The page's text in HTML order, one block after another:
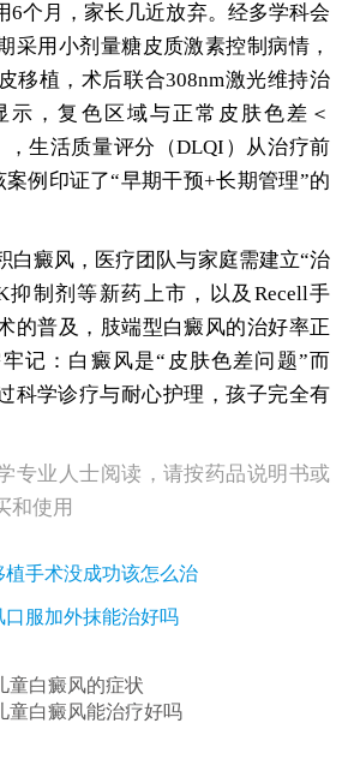
6个月，家长几近放弃。经多学科会
采用小剂量糖皮质激素控制病情，
移植，术后联合308nm激光维持治
示，复色区域与正常皮肤色差＜
，生活质量评分（DLQI）从治疗前
例印证了“早期干预+长期管理”的
白癜风，医疗团队与家庭需建立“治
抑制剂等新药上市，以及Recell手
的普及，肢端型白癜风的治好率正
记：白癜风是“皮肤色差问题”而
科学诊疗与耐心护理，孩子完全有
专业人士阅读，请按药品说明书或
和使用
植手术没成功该怎么治
口服加外抹能治好吗
童白癜风能治疗好吗
童白癜风该怎样治疗